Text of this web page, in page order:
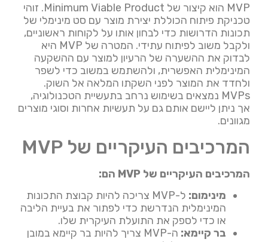
MVP הוא קיצור של Minimum Viable Product. זוהי
טכניקת פיתוח הכוללת יצירת מוצר עם סט מינימלי של
תכונות הדרושות כדי לבחון אותו על לקוחות ראשוניים,
ולקבל משוב לפיתוח עתידי. המטרה של MVP היא
לבדוק את ההשערה של הרעיון למוצר עם ההשקעה
המינימלית האפשרית, ולהשתמש במשוב כדי לשפר
ולחדד את המוצר לפני השקתו המלאה אל השוק.
MVPs נמצאים בשימוש נרחב בתעשיית הטכנולוגיה,
אך ניתן ליישם אותם גם על תעשיות אחרות וסוגי מוצרים
מגוונים.
המרכיבים העיקריים של MVP
המרכיבים העיקריים של MVP הם:
מינימום:
ל-MVP צריכה להיות קבוצת התכונות
המינימלית הנדרשת כדי לפתור את בעיית הליבה
או כדי לספק את התועלת העיקרית שלו.
בר קיימא:
ה-MVP צריך להיות בר קיימא במובן